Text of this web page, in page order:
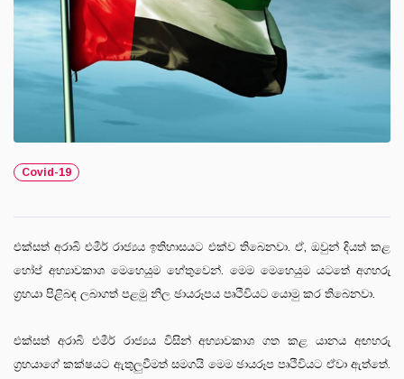
Covid-19
එක්සත් අරාබි එමීර් රාජ්‍යය ඉතිහාසයට එක්ව තිබෙනවා. ඒ, ඔවුන් දියත් කළ
හෝප් අභ්‍යාවකාශ මෙහෙයුම හේතුවෙන්. මෙම මෙහෙයුම යටතේ අගහරු
ග්‍රහයා පිළිබඳ ලබාගත් පළමු නිල ඡායරූපය පෘථිවියට යොමු කර තිබෙනවා.
එක්සත් අරාබි එමීර් රාජ්‍යය විසින් අභ්‍යාවකාශ ගත කළ යානය අඟහරු
ග්‍රහයාගේ කක්ෂයට ඇතුලුවීමත් සමගයි මෙම ඡායරූප පෘථිවියට ඒවා ඇත්තේ.